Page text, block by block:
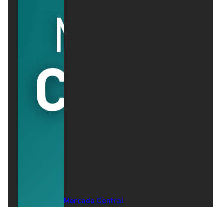
Mercado Central